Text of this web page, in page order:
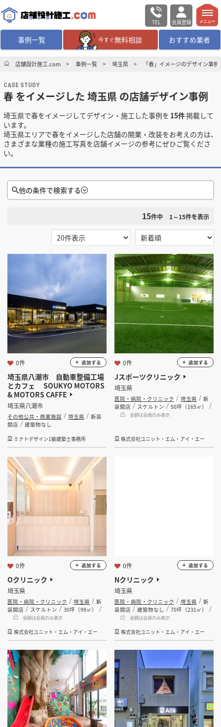
TEL 会員登録
事例一覧 今すぐ無料相談 おすすめ業者
無料相談 ログイン／会員登録
デザイン設計・施工業者を探す
店舗・商業施設の施工事例を探す
マッチング案件一覧
掲載希望のデザイン設計・施工会社様へ
店舗開業・改装を ご検討中の方へ
メニュー
店舗設計施工.com 事例一覧 埼玉県 「春」イメージのデザイン事例
CASE STUDY
春 をイメージした 埼玉県 の店舗デザイン事例
埼玉県で春をイメージしてデザイン・施工した事例を 15件掲載して
います。
埼玉県エリアで春をイメージした店舗の開業・改装をお考えの方は、
さまざまな業種の施工写真を店舗イメージの参考にぜひご覧くださ
い。
他の条件で検索する
検索条件をクリア
業種 選択する
設計・施工範囲 選択する
設計施工会社 選択する
金額
会員ログインすると検索できます。
坪数
坪 ～
検索する
15件中 1～15件を表示
埼玉県八潮市 自動車整備工場
とカフェ SOUKYO MOTORS
& MOTORS CAFFE
埼玉県八潮市
その他公共・商業施設 埼玉県
新装
開店
建築物なし
ミナトデザイン1級建築士事務所
0件 追加する
Jスポーツクリニック
埼玉県
医院・病院・クリニック 埼玉県
新
装開店
スケルトン 50坪（165㎡）
金額は会員のみ表示
株式会社ユニット・エム・アイ・エー
0件 追加する
Oクリニック
埼玉県
医院・病院・クリニック 埼玉県
新
装開店
スケルトン 30坪（99㎡）
金額は会員のみ表示
株式会社ユニット・エム・アイ・エー
0件 追加する
Nクリニック
埼玉県
医院・病院・クリニック 埼玉県
新
装開店
建築物なし 70坪（231㎡）
金額は会員のみ表示
株式会社ユニット・エム・アイ・エー
0件 追加する